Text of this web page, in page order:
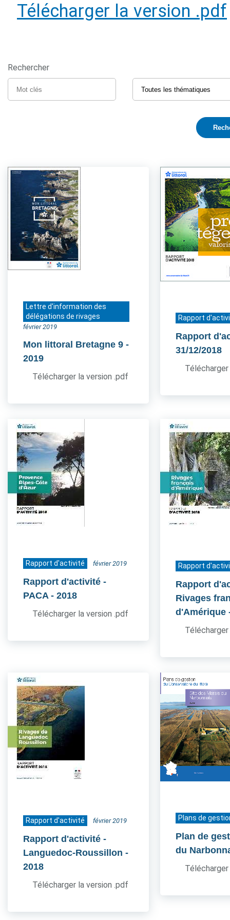
Télécharger la version .pdf
Rechercher
Lettre d'information des
délégations de rivages
février 2019
Mon littoral Bretagne 9 -
2019
Télécharger la version .pdf
Rapport
Rapport
31/12/2018
Rapport d'activité février 2019
Rapport d'activité -
PACA - 2018
Télécharger la version .pdf
Rapport
Rapport
Rivages
d'Amérique
Rapport d'activité février 2019
Rapport d'activité -
Languedoc-Roussillon -
2018
Télécharger la version .pdf
Plans de
Plan de
du